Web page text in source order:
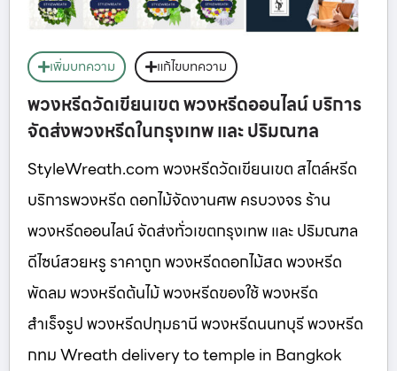
เพิ่มบทความ แก้ไขบทความ
พวงหรีดวัดเขียนเขต พวงหรีดออนไลน์ บริการ
จัดส่งพวงหรีดในกรุงเทพ และ ปริมณฑล
StyleWreath.com พวงหรีดวัดเขียนเขต สไตล์หรีด
บริการพวงหรีด ดอกไม้จัดงานศพ ครบวงจร ร้าน
พวงหรีดออนไลน์ จัดส่งทั่วเขตกรุงเทพ และ ปริมณฑล
ดีไซน์สวยหรู ราคาถูก พวงหรีดดอกไม้สด พวงหรีด
พัดลม พวงหรีดต้นไม้ พวงหรีดของใช้ พวงหรีด
สำเร็จรูป พวงหรีดปทุมธานี พวงหรีดนนทบุรี พวงหรีด
กทม Wreath delivery to temple in Bangkok